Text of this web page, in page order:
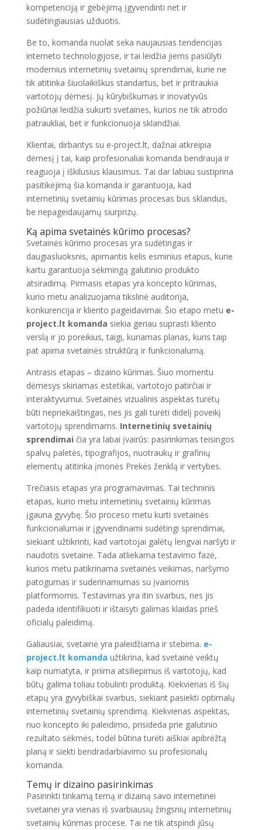
kompetenciją ir gebėjimą įgyvendinti net ir
sudėtingiausias užduotis.
Be to, komanda nuolat seka naujausias tendencijas
interneto technologijose, ir tai leidžia jiems pasiūlyti
modernius internetinių svetainių sprendimai, kurie ne
tik atitinka šiuolaikiškus standartus, bet ir pritraukia
vartotojų dėmesį. Jų kūrybiškumas ir inovatyvūs
požiūriai leidžia sukurti svetaines, kurios ne tik atrodo
patraukliai, bet ir funkcionuoja sklandžiai.
Klientai, dirbantys su e-project.lt, dažnai atkreipia
dėmesį į tai, kaip profesionaliai komanda bendrauja ir
reaguoja į iškilusius klausimus. Tai dar labiau sustiprina
pasitikėjimą šia komanda ir garantuoja, kad
internetinių svetainių kūrimas procesas bus sklandus,
be nepageidaujamų siurprizų.
Ką apima svetainės kūrimo procesas?
Svetainės kūrimo procesas yra sudėtingas ir
daugiasluoksnis, apimantis kelis esminius etapus, kurie
kartu garantuoja sėkmingą galutinio produkto
atsiradimą. Pirmasis etapas yra koncepto kūrimas,
kurio metu analizuojama tikslinė auditorija,
konkurencija ir kliento pageidavimai. Šio etapo metu e-
project.lt komanda siekia geriau suprasti kliento
verslą ir jo poreikius, taigi, kuriamas planas, kuris taip
pat apima svetainės struktūrą ir funkcionalumą.
Antrasis etapas – dizaino kūrimas. Šiuo momentu
dėmesys skiriamas estetikai, vartotojo patirčiai ir
interaktyvumui. Svetainės vizualinis aspektas turėtų
būti nepriekaištingas, nes jis gali turėti didelį poveikį
vartotojų sprendimams. Internetinių svetainių
sprendimai čia yra labai įvairūs: pasirinkimas teisingos
spalvų paletės, tipografijos, nuotraukų ir grafinių
elementų atitinka įmonės Prekės ženklą ir vertybes.
Trečiasis etapas yra programavimas. Tai techninis
etapas, kurio metu internetinių svetainių kūrimas
įgauna gyvybę. Šio proceso metu kurti svetainės
funkcionalumai ir įgyvendinami sudėtingi sprendimai,
siekiant užtikrinti, kad vartotojai galėtų lengvai naršyti ir
naudotis svetaine. Tada atliekama testavimo fazė,
kurios metu patikrinama svetainės veikimas, naršymo
patogumas ir suderinamumas su įvairiomis
platformomis. Testavimas yra itin svarbus, nes jis
padeda identifikuoti ir ištaisyti galimas klaidas prieš
oficialų paleidimą.
Galiausiai, svetainė yra paleidžiama ir stebima. e-
project.lt komanda užtikrina, kad svetainė veiktų
kaip numatyta, ir priima atsiliepimus iš vartotojų, kad
būtų galima toliau tobulinti produktą. Kiekvienas iš šių
etapų yra gyvybiškai svarbus, siekiant pasiekti optimalų
internetinių svetainių sprendimą. Kiekvienas aspektas,
nuo koncepto iki paleidimo, prisideda prie galutinio
rezultato sėkmės, todėl būtina turėti aiškiai apibrėžtą
planą ir siekti bendradarbiavimo su profesionalų
komanda.
Temų ir dizaino pasirinkimas
Pasirinkti tinkamą temą ir dizainą savo internetinei
svetainei yra vienas iš svarbiausių žingsnių internetinių
svetainių kūrimas procese. Tai ne tik atspindi jūsų